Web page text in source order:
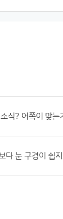
식? 어쪽이 맞는
다 눈 구경이 쉽